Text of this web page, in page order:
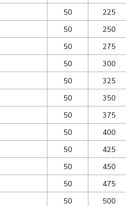
50 225
50 250
50 275
50 300
50 325
50 350
50 375
50 400
50 425
50 450
50 475
50 500